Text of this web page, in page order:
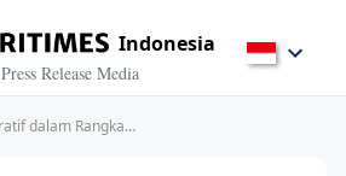
Indonesia
Press Release Media
/ KAI Kooperatif dalam Rangkaian Proses Hukum atas Insiden Magetan, Perkuat Mitigasi Keselamatan